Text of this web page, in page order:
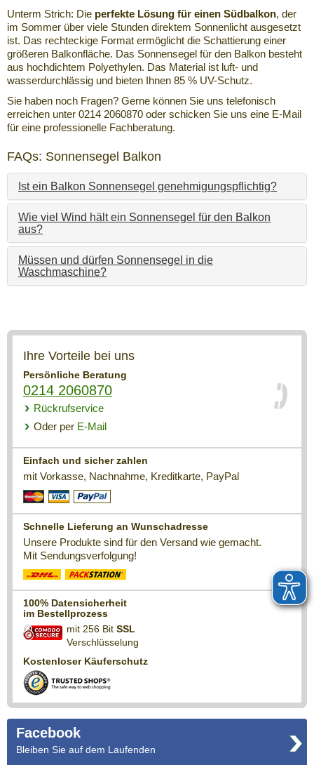
Unterm Strich: Die perfekte Lösung für einen Südbalkon, der
im Sommer über viele Stunden direktem Sonnenlicht ausgesetzt
ist. Das rechteckige Format ermöglicht die Schattierung einer
größeren Balkonfläche. Das Sonnensegel für den Balkon besteht
aus hochdichtem Polyethylen. Das Material ist luft- und
wasserdurchlässig und bieten Ihnen 85 % UV-Schutz.
Sie haben noch Fragen? Gerne können Sie uns telefonisch
erreichen unter 0214 2060870 oder schicken Sie uns eine E-Mail
für eine professionelle Fachberatung.
FAQs: Sonnensegel Balkon
Ist ein Balkon Sonnensegel genehmigungspflichtig?
Wie viel Wind hält ein Sonnensegel für den Balkon
aus?
Müssen und dürfen Sonnensegel in die
Waschmaschine?
Ihre Vorteile bei uns
Persönliche Beratung
0214 2060870
Rückrufservice
Oder per E-Mail
Einfach und sicher zahlen
mit Vorkasse, Nachnahme, Kreditkarte, PayPal
Schnelle Lieferung an Wunschadresse
Unsere Produkte sind für den Versand wie gemacht.
Mit Sendungsverfolgung!
100% Datensicherheit
im Bestellprozess
mit 256 Bit SSL
Verschlüsselung
Kostenloser Käuferschutz
Facebook
Bleiben Sie auf dem Laufenden